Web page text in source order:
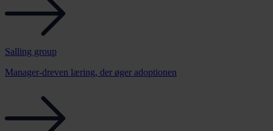
Salling group
Manager-dreven læring, der øger adoptionen